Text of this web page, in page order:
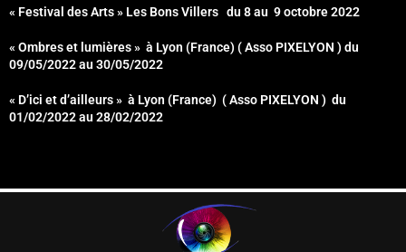
« Festival des Arts » Les Bons Villers du 8 au 9 octobre 2022
« Ombres et lumières » à Lyon (France) ( Asso PIXELYON ) du
09/05/2022 au 30/05/2022
« D’ici et d’ailleurs » à Lyon (France) ( Asso PIXELYON ) du
01/02/2022 au 28/02/2022